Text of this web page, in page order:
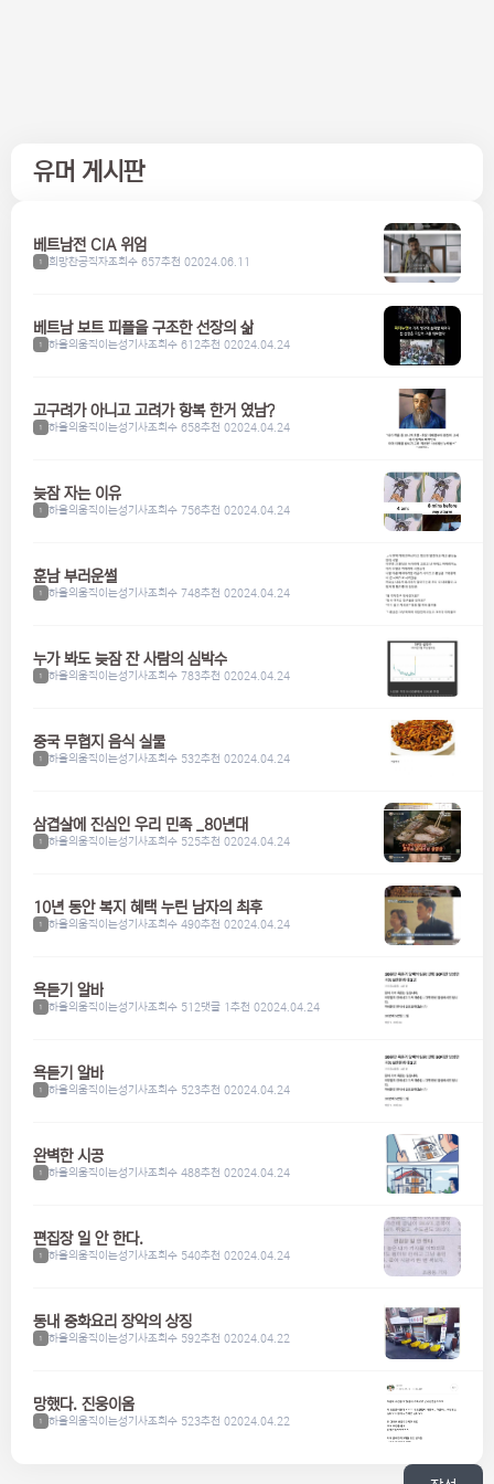
유머 게시판
베트남전 CIA 위엄
1 희망찬공직자조회수 657추천 02024.06.11
베트남 보트 피플을 구조한 선장의 삶
1 하울의움직이는성기사조회수 612추천 02024.04.24
고구려가 아니고 고려가 항복 한거 였남?
1 하울의움직이는성기사조회수 658추천 02024.04.24
늦잠 자는 이유
1 하울의움직이는성기사조회수 756추천 02024.04.24
훈남 부러운썰
1 하울의움직이는성기사조회수 748추천 02024.04.24
누가 봐도 늦잠 잔 사람의 심박수
1 하울의움직이는성기사조회수 783추천 02024.04.24
중국 무협지 음식 실물
1 하울의움직이는성기사조회수 532추천 02024.04.24
삼겹살에 진심인 우리 민족 _80년대
1 하울의움직이는성기사조회수 525추천 02024.04.24
10년 동안 복지 혜택 누린 남자의 최후
1 하울의움직이는성기사조회수 490추천 02024.04.24
욕듣기 알바
1 하울의움직이는성기사조회수 512댓글 1추천 02024.04.24
욕듣기 알바
1 하울의움직이는성기사조회수 523추천 02024.04.24
완벽한 시공
1 하울의움직이는성기사조회수 488추천 02024.04.24
편집장 일 안 한다.
1 하울의움직이는성기사조회수 540추천 02024.04.24
동내 중화요리 장악의 상징
1 하울의움직이는성기사조회수 592추천 02024.04.22
망했다. 진웅이옴
1 하울의움직이는성기사조회수 523추천 02024.04.22